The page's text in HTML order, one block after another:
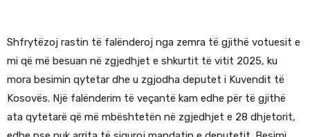
Shfrytëzoj rastin të falënderoj nga zemra të gjithë votuesit e
mi që më besuan në zgjedhjet e shkurtit të vitit 2025, ku
mora besimin qytetar dhe u zgjodha deputet i Kuvendit të
Kosovës. Një falënderim të veçantë kam edhe për të gjithë
ata qytetarë që më mbështetën në zgjedhjet e 28 dhjetorit,